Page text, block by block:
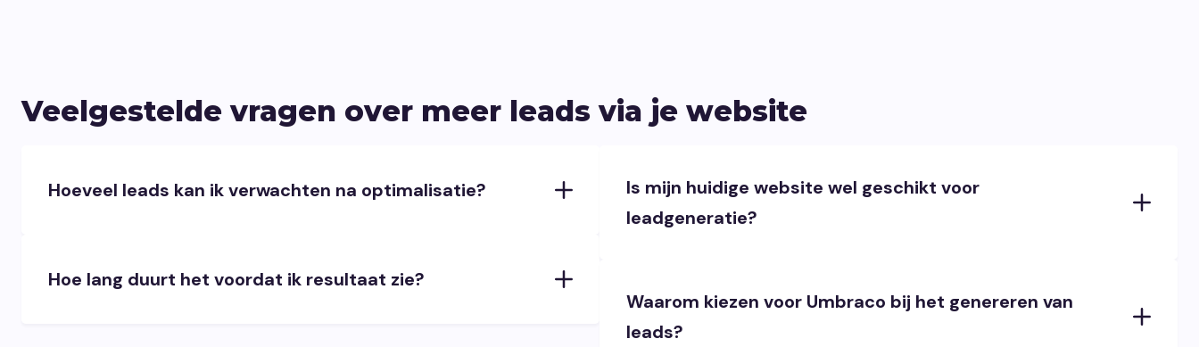
Veelgestelde vragen over meer leads via je website
Hoeveel leads kan ik verwachten na optimalisatie?
Hoe lang duurt het voordat ik resultaat zie?
Is mijn huidige website wel geschikt voor
leadgeneratie?
Waarom kiezen voor Umbraco bij het genereren van
leads?